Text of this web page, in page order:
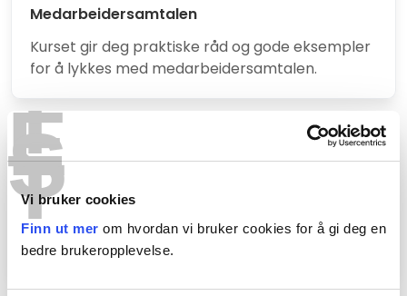
T
E
S
T
Vi bruker cookies
Finn ut mer om hvordan vi bruker cookies for å gi deg en
bedre brukeropplevelse.
Medarbeidersamtalen
Kurset gir deg praktiske råd og gode eksempler
for å lykkes med medarbeidersamtalen.
Økonomi i borettslag og sameier
Hvordan fungerer egentlig økonomien i et
boligselskap? Og hvilken rolle har styret i å
sørge for at boligselskapet har sunn økonomi?